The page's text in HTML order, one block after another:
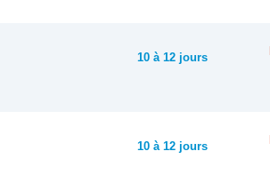
10 à 12 jours
10 à 12 jours